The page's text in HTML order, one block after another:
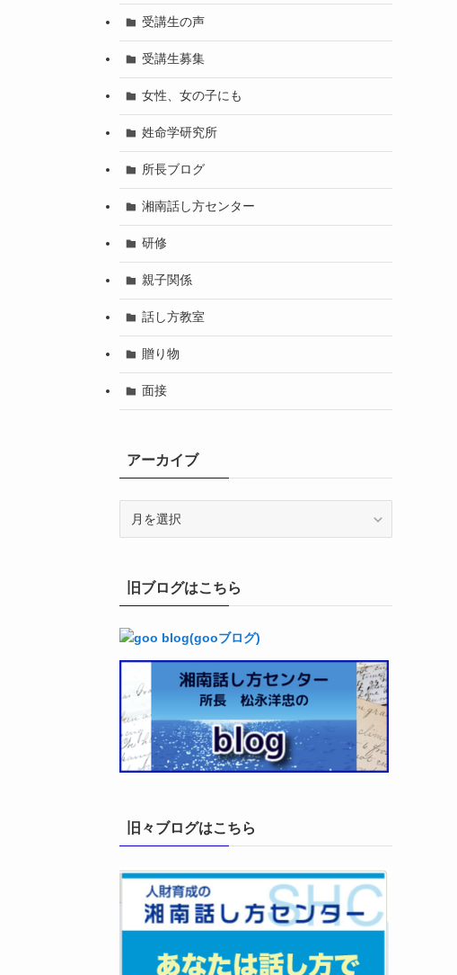
受講生の声
受講生募集
女性、女の子にも
姓命学研究所
所長ブログ
湘南話し方センター
研修
親子関係
話し方教室
贈り物
面接
アーカイブ
旧ブログはこちら
旧々ブログはこちら